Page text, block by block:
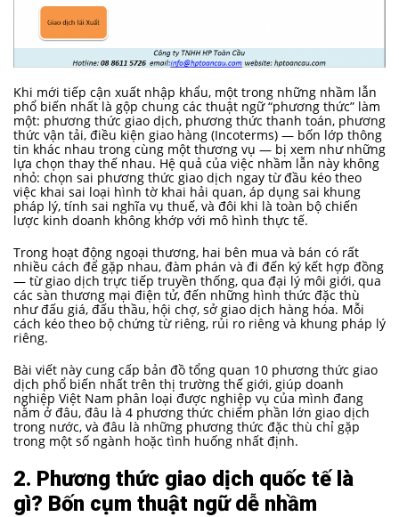
Khi mới tiếp cận xuất nhập khẩu, một trong những nhầm lẫn
phổ biến nhất là gộp chung các thuật ngữ “phương thức” làm
một: phương thức giao dịch, phương thức thanh toán, phương
thức vận tải, điều kiện giao hàng (Incoterms) — bốn lớp thông
tin khác nhau trong cùng một thương vụ — bị xem như những
lựa chọn thay thế nhau. Hệ quả của việc nhầm lẫn này không
nhỏ: chọn sai phương thức giao dịch ngay từ đầu kéo theo
việc khai sai loại hình tờ khai hải quan, áp dụng sai khung
pháp lý, tính sai nghĩa vụ thuế, và đôi khi là toàn bộ chiến
lược kinh doanh không khớp với mô hình thực tế.
Trong hoạt động ngoại thương, hai bên mua và bán có rất
nhiều cách để gặp nhau, đàm phán và đi đến ký kết hợp đồng
— từ giao dịch trực tiếp truyền thống, qua đại lý môi giới, qua
các sàn thương mại điện tử, đến những hình thức đặc thù
như đấu giá, đấu thầu, hội chợ, sở giao dịch hàng hóa. Mỗi
cách kéo theo bộ chứng từ riêng, rủi ro riêng và khung pháp lý
riêng.
Bài viết này cung cấp bản đồ tổng quan 10 phương thức giao
dịch phổ biến nhất trên thị trường thế giới, giúp doanh
nghiệp Việt Nam phân loại được nghiệp vụ của mình đang
nằm ở đâu, đâu là 4 phương thức chiếm phần lớn giao dịch
trong nước, và đâu là những phương thức đặc thù chỉ gặp
trong một số ngành hoặc tình huống nhất định.
2. Phương thức giao dịch quốc tế là
gì? Bốn cụm thuật ngữ dễ nhầm